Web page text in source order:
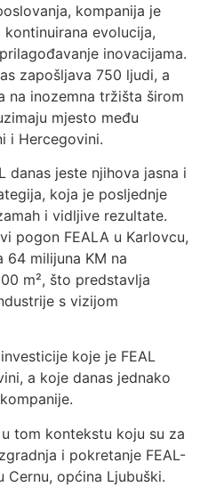
kompanija je
evolucija,
inovacijama.
zapošljava 750 ljudi, a
na inozemna tržišta širom
mjesto među
i Hercegovini.
danas jeste njihova jasna i
koja je posljednje
i vidljive rezultate.
pogon FEALA u Karlovcu,
64 milijuna KM na
m², što predstavlja
s vizijom
koje je FEAL
a koje danas jednako
tom kontekstu koju su za
i pokretanje FEAL-
općina Ljubuški.